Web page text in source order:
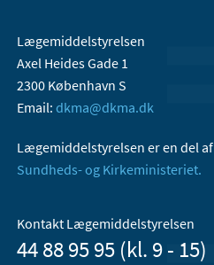
Lægemiddelstyrelsen
Axel Heides Gade 1
2300 København S
Email: dkma@dkma.dk
Lægemiddelstyrelsen er en del af
Sundheds- og Kirkeministeriet.
Kontakt Lægemiddelstyrelsen
44 88 95 95 (kl. 9 - 15)